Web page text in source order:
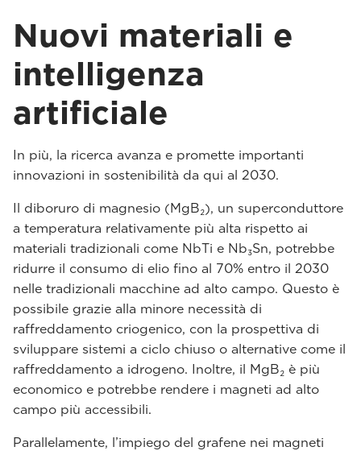
Nuovi materiali e
intelligenza
artificiale
In più, la ricerca avanza e promette importanti
innovazioni in sostenibilità da qui al 2030.
Il diboruro di magnesio (MgB₂), un superconduttore
a temperatura relativamente più alta rispetto ai
materiali tradizionali come NbTi e Nb₃Sn, potrebbe
ridurre il consumo di elio fino al 70% entro il 2030
nelle tradizionali macchine ad alto campo. Questo è
possibile grazie alla minore necessità di
raffreddamento criogenico, con la prospettiva di
sviluppare sistemi a ciclo chiuso o alternative come il
raffreddamento a idrogeno. Inoltre, il MgB₂ è più
economico e potrebbe rendere i magneti ad alto
campo più accessibili.
Parallelamente, l’impiego del grafene nei magneti